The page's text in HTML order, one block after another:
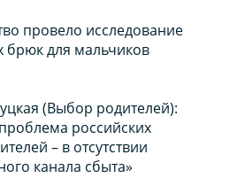
провело исследование
брюк для мальчиков
(Выбор родителей):
российских
– в отсутствии
канала сбыта»